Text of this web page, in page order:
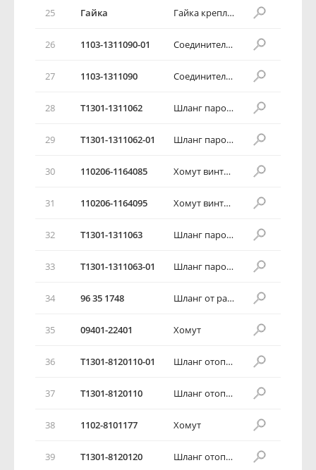
25 Гайка Гайка крепления карбюратора и топливного насоса
26 1103-1311090-01 Соединитель шлангов
27 1103-1311090 Соединитель шлангов
28 T1301-1311062 Шланг пароотводящий правый
29 T1301-1311062-01 Шланг пароотводящий правый
30 110206-1164085 Хомут винтовой червячный
31 110206-1164095 Хомут винтовой червячный
32 T1301-1311063 Шланг пароотводящий левый
33 T1301-1311063-01 Шланг пароотводящий левый
34 96 35 1748 Шланг от расширительного бачка к перепускной трубе
35 09401-22401 Хомут
36 T1301-8120110-01 Шланг отопителя подводящий
37 T1301-8120110 Шланг отопителя подводящий
38 1102-8101177 Хомут
39 T1301-8120120 Шланг отопителя отводящий